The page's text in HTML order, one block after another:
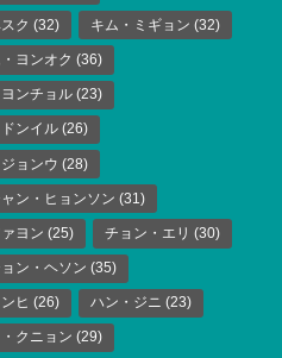
ク (32) キム・ミギョン (32)
ヨンオク (36)
ンチョル (23)
ンイル (26)
ョンウ (28)
ン・ヒョンソン (31)
ヨン (25) チョン・エリ (30)
ン・ヘソン (35)
ヒ (26) ハン・ジニ (23)
クニョン (29)